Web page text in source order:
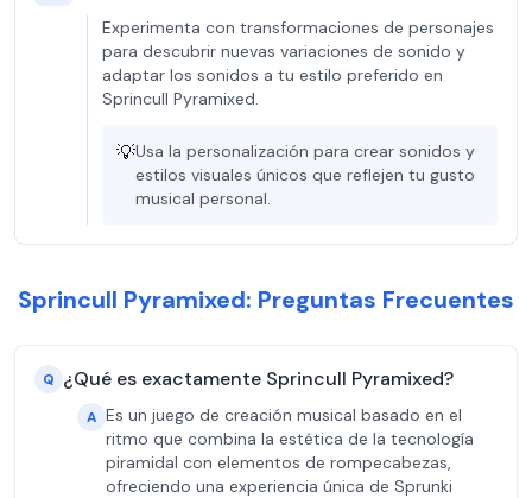
Experimenta con transformaciones de personajes
para descubrir nuevas variaciones de sonido y
adaptar los sonidos a tu estilo preferido en
Sprincull Pyramixed.
💡Usa la personalización para crear sonidos y
estilos visuales únicos que reflejen tu gusto
musical personal.
Sprincull Pyramixed: Preguntas Frecuentes
Q ¿Qué es exactamente Sprincull Pyramixed?
A Es un juego de creación musical basado en el
ritmo que combina la estética de la tecnología
piramidal con elementos de rompecabezas,
ofreciendo una experiencia única de Sprunki